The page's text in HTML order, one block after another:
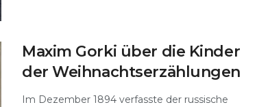
Maxim Gorki über die Kinder
der Weihnachtserzählungen
Im Dezember 1894 verfasste der russische